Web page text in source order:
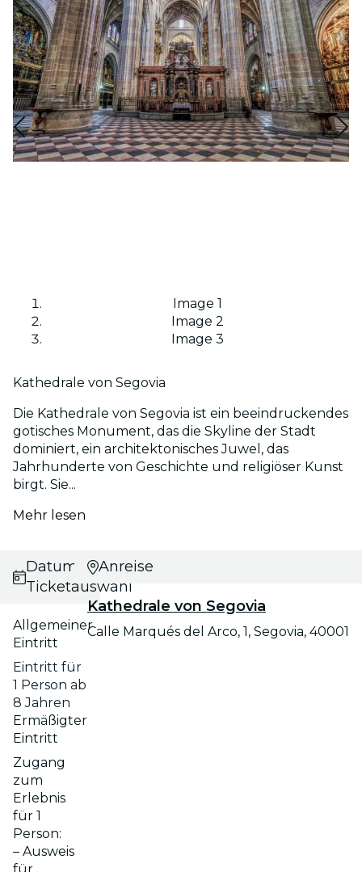
Image 1
Image 2
Image 3
Kathedrale von Segovia
Die Kathedrale von Segovia ist ein beeindruckendes
gotisches Monument, das die Skyline der Stadt
dominiert, ein architektonisches Juwel, das
Jahrhunderte von Geschichte und religiöser Kunst
birgt. Sie...
Mehr lesen
Datums- und
Ticketauswahl
Allgemeiner
Eintritt
Eintritt für
1 Person ab
8 Jahren
Ermäßigter
Eintritt
Zugang
zum
Erlebnis
für 1
Person:
– Ausweis
Anreise
Kathedrale von Segovia
Calle Marqués del Arco, 1, Segovia, 40001